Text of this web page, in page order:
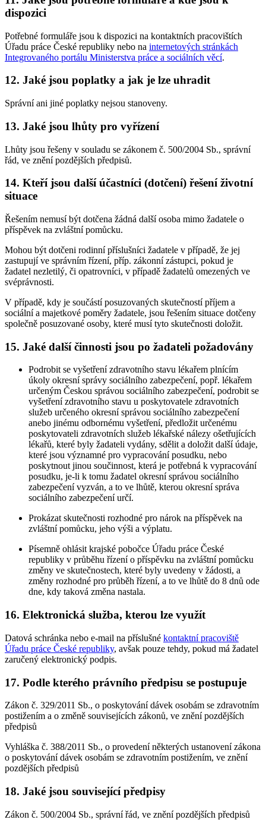
dispozici
Potřebné formuláře jsou k dispozici na kontaktních pracovištích
Úřadu práce České republiky nebo na internetových stránkách
Integrovaného portálu Ministerstva práce a sociálních věcí.
12. Jaké jsou poplatky a jak je lze uhradit
Správní ani jiné poplatky nejsou stanoveny.
13. Jaké jsou lhůty pro vyřízení
Lhůty jsou řešeny v souladu se zákonem č. 500/2004 Sb., správní
řád, ve znění pozdějších předpisů.
14. Kteří jsou další účastníci (dotčení) řešení životní
situace
Řešením nemusí být dotčena žádná další osoba mimo žadatele o
příspěvek na zvláštní pomůcku.
Mohou být dotčeni rodinní příslušníci žadatele v případě, že jej
zastupují ve správním řízení, příp. zákonní zástupci, pokud je
žadatel nezletilý, či opatrovníci, v případě žadatelů omezených ve
svéprávnosti.
V případě, kdy je součástí posuzovaných skutečností příjem a
sociální a majetkové poměry žadatele, jsou řešením situace dotčeny
společně posuzované osoby, které musí tyto skutečnosti doložit.
15. Jaké další činnosti jsou po žadateli požadovány
Podrobit se vyšetření zdravotního stavu lékařem plnícím
úkoly okresní správy sociálního zabezpečení, popř. lékařem
určeným Českou správou sociálního zabezpečení, podrobit se
vyšetření zdravotního stavu u poskytovatele zdravotních
služeb určeného okresní správou sociálního zabezpečení
anebo jinému odbornému vyšetření, předložit určenému
poskytovateli zdravotních služeb lékařské nálezy ošetřujících
lékařů, které byly žadateli vydány, sdělit a doložit další údaje,
které jsou významné pro vypracování posudku, nebo
poskytnout jinou součinnost, která je potřebná k vypracování
posudku, je-li k tomu žadatel okresní správou sociálního
zabezpečení vyzván, a to ve lhůtě, kterou okresní správa
sociálního zabezpečení určí.
Prokázat skutečnosti rozhodné pro nárok na příspěvek na
zvláštní pomůcku, jeho výši a výplatu.
Písemně ohlásit krajské pobočce Úřadu práce České
republiky v průběhu řízení o příspěvku na zvláštní pomůcku
změny ve skutečnostech, které byly uvedeny v žádosti, a
změny rozhodné pro průběh řízení, a to ve lhůtě do 8 dnů ode
dne, kdy taková změna nastala.
16. Elektronická služba, kterou lze využít
Datová schránka nebo e-mail na příslušné kontaktní pracoviště
Úřadu práce České republiky, avšak pouze tehdy, pokud má žadatel
zaručený elektronický podpis.
17. Podle kterého právního předpisu se postupuje
Zákon č. 329/2011 Sb., o poskytování dávek osobám se zdravotním
postižením a o změně souvisejících zákonů, ve znění pozdějších
předpisů
Vyhláška č. 388/2011 Sb., o provedení některých ustanovení zákona
o poskytování dávek osobám se zdravotním postižením, ve znění
pozdějších předpisů
18. Jaké jsou související předpisy
Zákon č. 500/2004 Sb., správní řád, ve znění pozdějších předpisů